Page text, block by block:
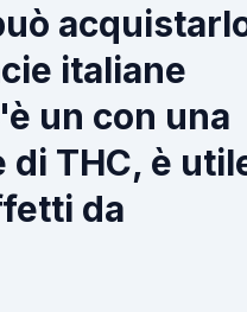
italiane
un con una
THC, è
da